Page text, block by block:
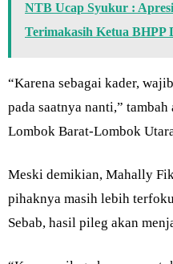
NTB Ucap Syukur :
Terimakasih Ketua BHPP
“Karena sebagai kader,
pada saatnya nanti,”
Lombok Barat-Lombok
Meski demikian, Mahally
pihaknya masih lebih
Sebab, hasil pileg akan